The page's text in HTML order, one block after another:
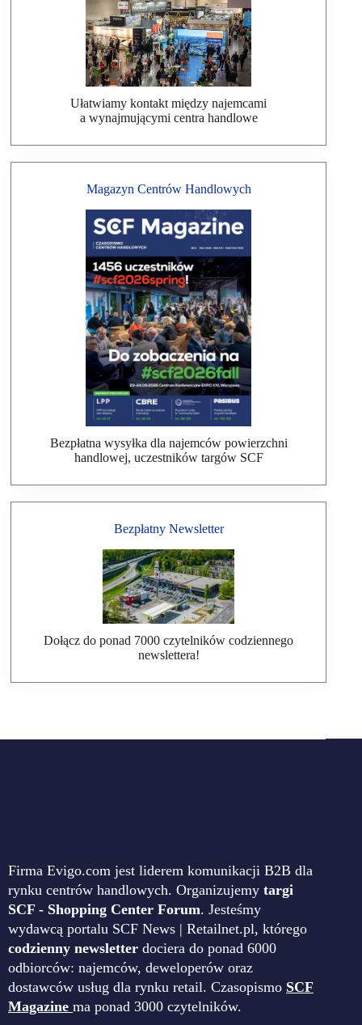
Ułatwiamy kontakt między najemcami
a wynajmującymi centra handlowe
Magazyn Centrów Handlowych
Bezpłatna wysyłka dla najemców powierzchni
handlowej, uczestników targów SCF
Bezpłatny Newsletter
Dołącz do ponad 7000 czytelników codziennego
newslettera!
Firma Evigo.com jest liderem komunikacji B2B dla
rynku centrów handlowych. Organizujemy targi
SCF - Shopping Center Forum. Jesteśmy
wydawcą portalu SCF News | Retailnet.pl, którego
codzienny newsletter dociera do ponad 6000
odbiorców: najemców, deweloperów oraz
dostawców usług dla rynku retail. Czasopismo SCF
Magazine ma ponad 3000 czytelników.